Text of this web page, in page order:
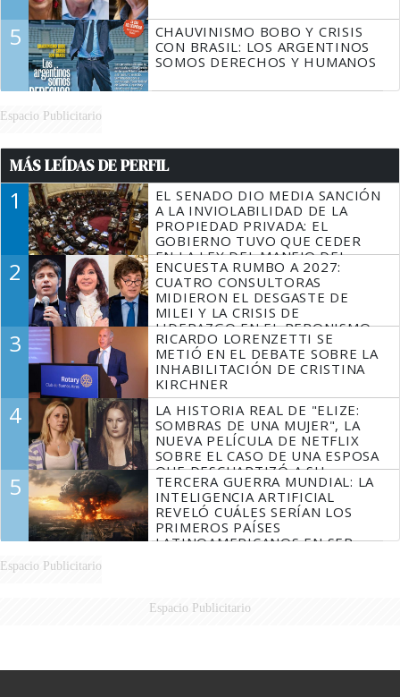
5
CHAUVINISMO BOBO Y CRISIS
CON BRASIL: LOS ARGENTINOS
SOMOS DERECHOS Y HUMANOS
Espacio Publicitario
MÁS LEÍDAS DE PERFIL
1
EL SENADO DIO MEDIA SANCIÓN
A LA INVIOLABILIDAD DE LA
PROPIEDAD PRIVADA: EL
GOBIERNO TUVO QUE CEDER
EN LA LEY DEL MANEJO DEL
FUEGO
2
ENCUESTA RUMBO A 2027:
CUATRO CONSULTORAS
MIDIERON EL DESGASTE DE
MILEI Y LA CRISIS DE
LIDERAZGO EN EL PERONISMO
3
RICARDO LORENZETTI SE
METIÓ EN EL DEBATE SOBRE LA
INHABILITACIÓN DE CRISTINA
KIRCHNER
4
LA HISTORIA REAL DE "ELIZE:
SOMBRAS DE UNA MUJER", LA
NUEVA PELÍCULA DE NETFLIX
SOBRE EL CASO DE UNA ESPOSA
QUE DESCUARTIZÓ A SU
MARIDO
5
TERCERA GUERRA MUNDIAL: LA
INTELIGENCIA ARTIFICIAL
REVELÓ CUÁLES SERÍAN LOS
PRIMEROS PAÍSES
LATINOAMERICANOS EN SER
Espacio Publicitario
Espacio Publicitario